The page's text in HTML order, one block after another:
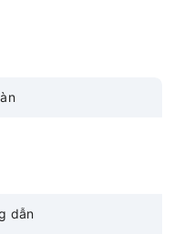
khuyên mua sắm từ
tin hoàn thuế,
dẫn